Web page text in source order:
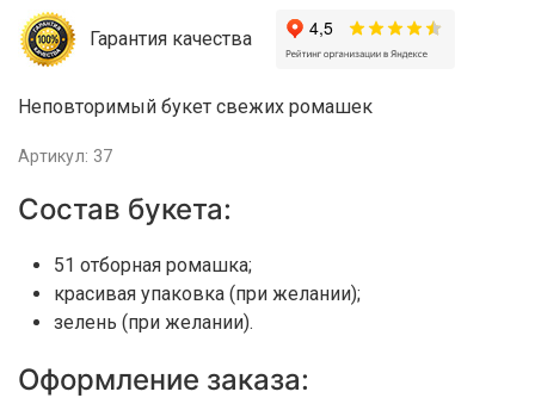
Гарантия качества
Неповторимый букет свежих ромашек
Артикул: 37
Состав букета:
51 отборная ромашка;
красивая упаковка (при желании);
зелень (при желании).
Оформление заказа: